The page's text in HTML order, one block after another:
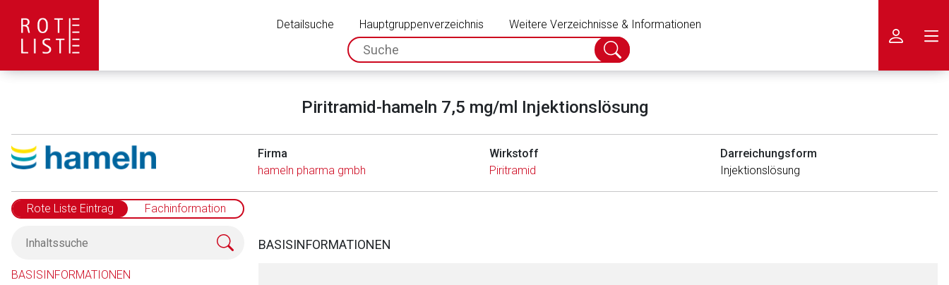
Detailsuche Hauptgruppenverzeichnis
Weitere Verzeichnisse & Informationen
spc.search.input.placeholder
Suche
abschicken
Piritramid-hameln 7,5 mg/ml Injektionslösung
Firma
hameln pharma gmbh
Wirkstoff
Piritramid
Darreichungsform
Injektionslösung
Rote Liste Eintrag Fachinformation
BASISINFORMATIONEN
BASISINFORMATIONEN